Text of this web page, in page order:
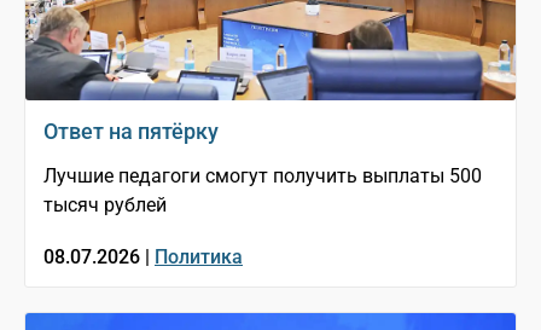
Ответ на пятёрку
Лучшие педагоги смогут получить выплаты 500
тысяч рублей
08.07.2026 | Политика